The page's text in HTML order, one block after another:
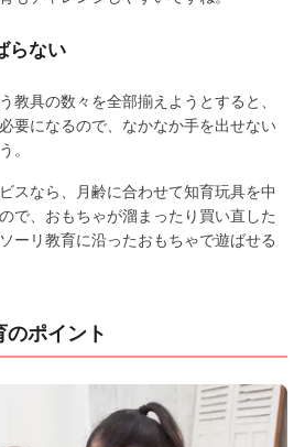
らない
教具の数々を全部揃えようとすると、
要になるので、なかなか手を出せない
。
スなら、月齢に合わせて知育玩具を中
で、おもちゃが溜まったり買い直した
ーリ教育に沿ったおもちゃで遊ばせる
のポイント